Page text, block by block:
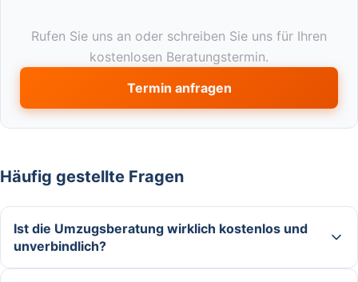
Rufen Sie uns an oder schreiben Sie uns für Ihren
kostenlosen Beratungstermin.
Termin anfragen
Häufig gestellte Fragen
Ist die Umzugsberatung wirklich kostenlos und
unverbindlich?